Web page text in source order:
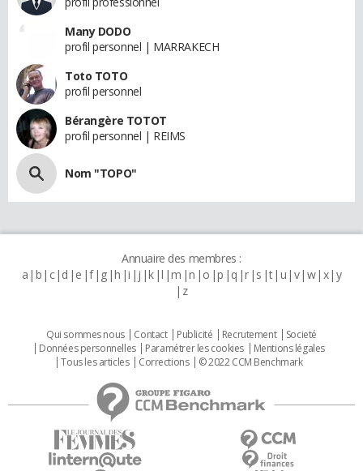
Many DODO
profil personnel | MARRAKECH
Toto TOTO
profil personnel
Bérangère TOTOT
profil personnel | REIMS
Nom "TOPO"
Annuaire des membres :
a b c d e f g h i j k l m n o p q r s t u v w x y
z
Qui sommes nous Contact Publicité Recrutement
Societé
Données personnelles
Paramétrer les cookies
Mentions légales
Tous les articles
Corrections © 2022 CCM Benchmark